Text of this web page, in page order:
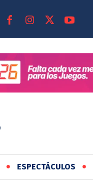
ESPECTÁCULOS